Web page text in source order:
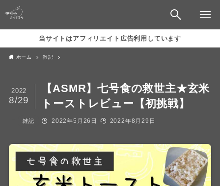
当サイトはアフィリエイト広告利用しています
ホーム 雑記
【ASMR】七号食の救世主★玄米
トーストレビュー【初挑戦】
2022
8/29
雑記 2022年5月26日 2022年8月29日